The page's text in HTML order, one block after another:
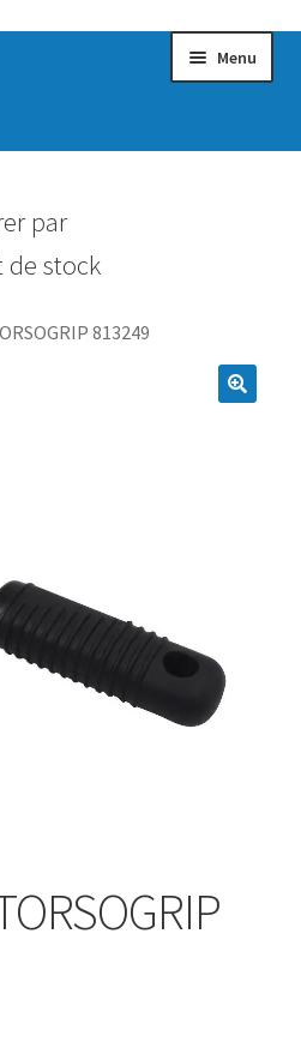
Menu
par
de stock
813249